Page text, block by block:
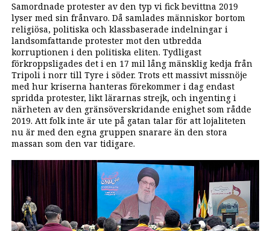
Samordnade protester av den typ vi fick bevittna 2019
lyser med sin frånvaro. Då samlades människor bortom
religiösa, politiska och klassbaserade indelningar i
landsomfattande protester mot den utbredda
korruptionen i den politiska eliten. Tydligast
förkroppsligades det i en 17 mil lång mänsklig kedja från
Tripoli i norr till Tyre i söder. Trots ett massivt missnöje
med hur kriserna hanteras förekommer i dag endast
spridda protester, likt lärarnas strejk, och ingenting i
närheten av den gränsöverskridande enighet som rådde
2019. Att folk inte är ute på gatan talar för att lojaliteten
nu är med den egna gruppen snarare än den stora
massan som den var tidigare.